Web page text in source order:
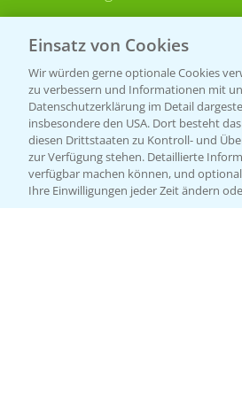
Einsatz von Cookies
Wir würden gerne optionale Cookies
zu verbessern und Informationen mit
Datenschutzerklärung im Detail
insbesondere den USA. Dort besteht
diesen Drittstaaten zu Kontroll- und
zur Verfügung stehen. Detaillierte
verfügbar machen können, und
Ihre Einwilligungen jeder Zeit ändern